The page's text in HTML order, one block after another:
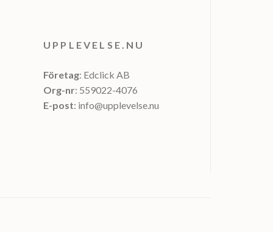
UPPLEVELSE.NU
Företag: Edclick AB
Org-nr: 559022-4076
E-post: info@upplevelse.nu